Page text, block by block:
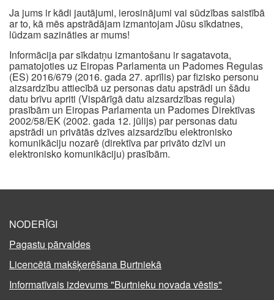
Ja jums ir kādi jautājumi, ierosinājumi vai sūdzības saistībā
ar to, kā mēs apstrādājam izmantojam Jūsu sīkdatnes,
lūdzam sazināties ar mums!
Informācija par sīkdatņu izmantošanu ir sagatavota,
pamatojoties uz Eiropas Parlamenta un Padomes Regulas
(ES) 2016/679 (2016. gada 27. aprīlis) par fizisko personu
aizsardzību attiecībā uz personas datu apstrādi un šādu
datu brīvu apriti (Vispārīgā datu aizsardzības regula)
prasībām un Eiropas Parlamenta un Padomes Direktīvas
2002/58/EK (2002. gada 12. jūlijs) par personas datu
apstrādi un privātās dzīves aizsardzību elektronisko
komunikāciju nozarē (direktīva par privāto dzīvi un
elektronisko komunikāciju) prasībām.
NODERĪGI
Pagastu pārvaldes
Licencētā makšķerēšana Burtniekā
Informatīvais izdevums "Burtnieku novada vēstis"